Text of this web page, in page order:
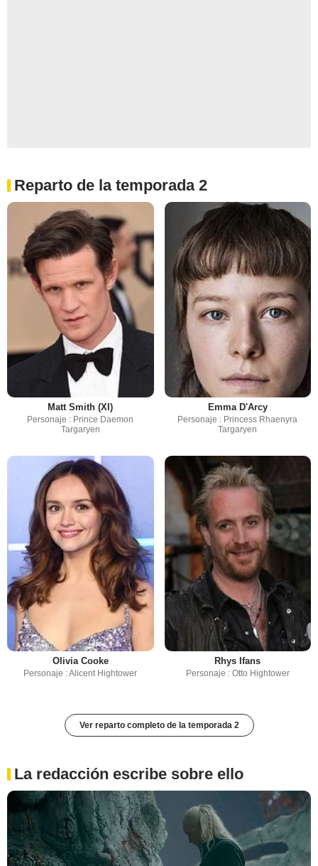
Reparto de la temporada 2
Matt Smith (XI)
Personaje : Prince Daemon
Targaryen
Emma D'Arcy
Personaje : Princess Rhaenyra
Targaryen
Olivia Cooke
Personaje : Alicent Hightower
Rhys Ifans
Personaje : Otto Hightower
Ver reparto completo de la temporada 2
La redacción escribe sobre ello